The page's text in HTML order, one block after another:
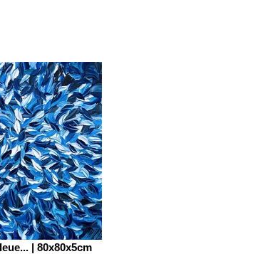
| 80x80x5cm